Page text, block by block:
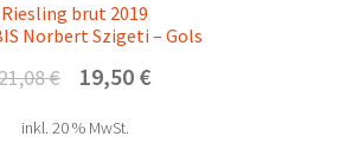
Riesling brut 2019
Norbert Szigeti – Gols
€
Ursprünglicher
war:
19,50 €Aktueller
inkl. 20 % MwSt.